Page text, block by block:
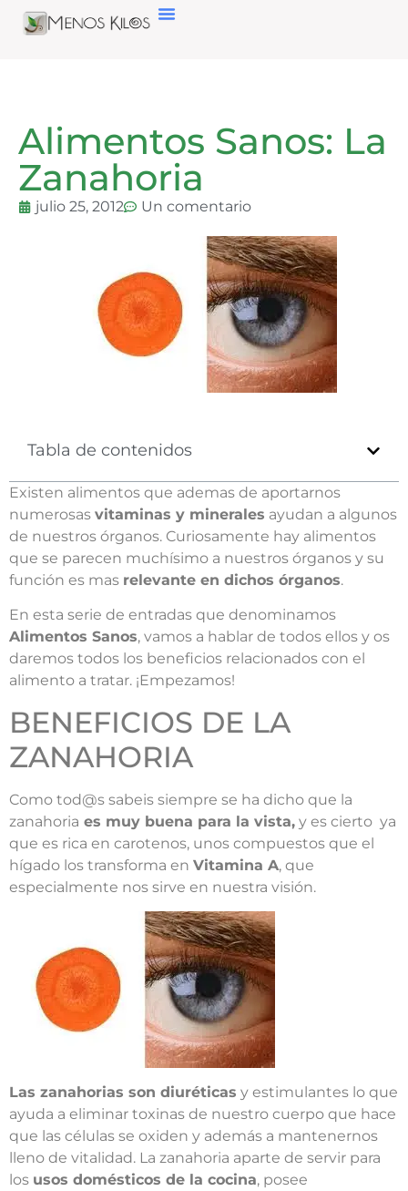
Alimentos Sanos: La
Zanahoria
julio 25, 2012 Un comentario
Tabla de contenidos
Existen alimentos que ademas de aportarnos
numerosas vitaminas y minerales ayudan a algunos
de nuestros órganos. Curiosamente hay alimentos
que se parecen muchísimo a nuestros órganos y su
función es mas relevante en dichos órganos.
En esta serie de entradas que denominamos
Alimentos Sanos, vamos a hablar de todos ellos y os
daremos todos los beneficios relacionados con el
alimento a tratar. ¡Empezamos!
BENEFICIOS DE LA
ZANAHORIA
Como tod@s sabeis siempre se ha dicho que la
zanahoria es muy buena para la vista, y es cierto ya
que es rica en carotenos, unos compuestos que el
hígado los transforma en Vitamina A, que
especialmente nos sirve en nuestra visión.
Las zanahorias son diuréticas y estimulantes lo que
ayuda a eliminar toxinas de nuestro cuerpo que hace
que las células se oxiden y además a mantenernos
lleno de vitalidad. La zanahoria aparte de servir para
los usos domésticos de la cocina, posee